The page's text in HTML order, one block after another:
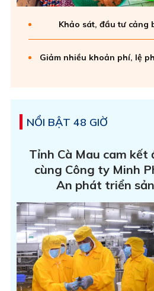
Khảo sát, đầu tư cảng
Giảm nhiều khoản phí, lệ
NỔI BẬT 48 GIỜ
Tỉnh Cà Mau cam kết
cùng Công ty Minh
An phát triển